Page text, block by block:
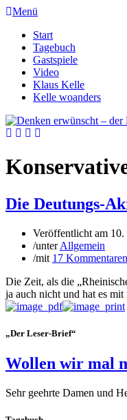
Menü
Start
Tagebuch
Gastspiele
Video
Klaus Kelle
Kelle woanders
Die Deutungs-
Veröffentlicht am 10.
/unterAllgemein
/mit 17 Kommentaren
Die Zeit, als die
ja auch nicht und hat es
„Der Leser-Brief“
Wollen wir mal
Sehr geehrte Damen und